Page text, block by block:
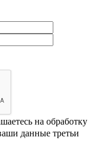
на обработку
данные третьи